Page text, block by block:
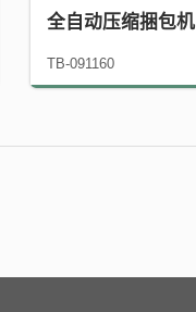
全自动压缩捆包机
TB-091160